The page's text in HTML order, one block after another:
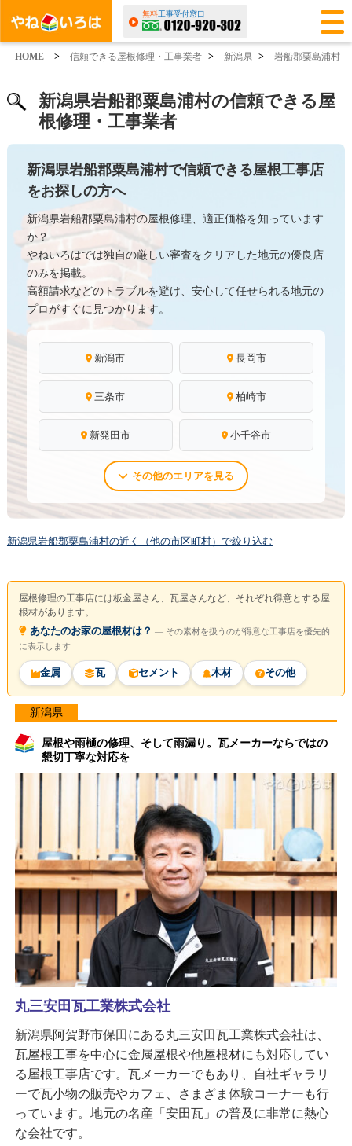
無料工事受付窓口
HOME > 信頼できる屋根修理・工事業者 > 新潟県 > 岩船郡粟島浦村
新潟県岩船郡粟島浦村の信頼できる屋
根修理・工事業者
新潟県岩船郡粟島浦村で信頼できる屋根工事店
をお探しの方へ
新潟県岩船郡粟島浦村の屋根修理、適正価格を知っています
か？
やねいろはでは独自の厳しい審査をクリアした地元の優良店
のみを掲載。
高額請求などのトラブルを避け、安心して任せられる地元の
プロがすぐに見つかります。
新潟市 長岡市
三条市 柏崎市
新発田市 小千谷市
その他のエリアを見る
新潟県岩船郡粟島浦村の近く（他の市区町村）で絞り込む
屋根修理の工事店には板金屋さん、瓦屋さんなど、それぞれ得意とする屋
根材があります。
あなたのお家の屋根材は？ ― その素材を扱うのが得意な工事店を優先的
に表示します
金属 瓦 セメント 木材 その他
新潟県
屋根や雨樋の修理、そして雨漏り。瓦メーカーならではの
懇切丁寧な対応を
丸三安田瓦工業株式会社
新潟県阿賀野市保田にある丸三安田瓦工業株式会社は、
瓦屋根工事を中心に金属屋根や他屋根材にも対応してい
る屋根工事店です。瓦メーカーでもあり、自社ギャラリ
ーで瓦小物の販売やカフェ、さまざま体験コーナーも行
っています。地元の名産「安田瓦」の普及に非常に熱心
な会社です。